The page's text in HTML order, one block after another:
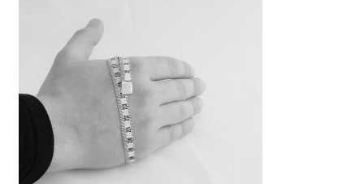
FAHRERBRILLEN
ZUBEHÖR
WARENKORB